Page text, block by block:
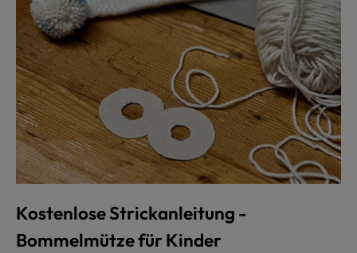
Kostenlose Strickanleitung -
Bommelmütze für Kinder